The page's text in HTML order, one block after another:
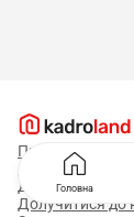
Про нас
Долучитися до
Долучитися до
Долучитися до
Головна